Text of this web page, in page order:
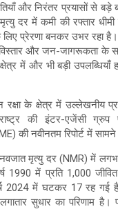
और निरंतर प्रयासों से
दर में कमी की रफ्तार धीमी
प्रेरणा बनकर उभर रहा है।
और जन-जागरूकता के
में और भी बड़ी उपलब्धियाँ
रक्षा के क्षेत्र में उल्लेखनीय
की इंटर-एजेंसी ग्रुप
की नवीनतम रिपोर्ट में
नवजात मृत्यु दर (NMR) में
1990 में प्रति 1,000
2024 में घटकर 17 रह गई
सुधार का परिणाम